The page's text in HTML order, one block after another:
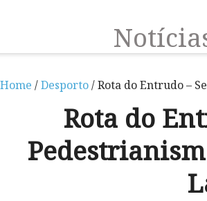
Home /Desporto/ Rota do Entrudo –
Rota do